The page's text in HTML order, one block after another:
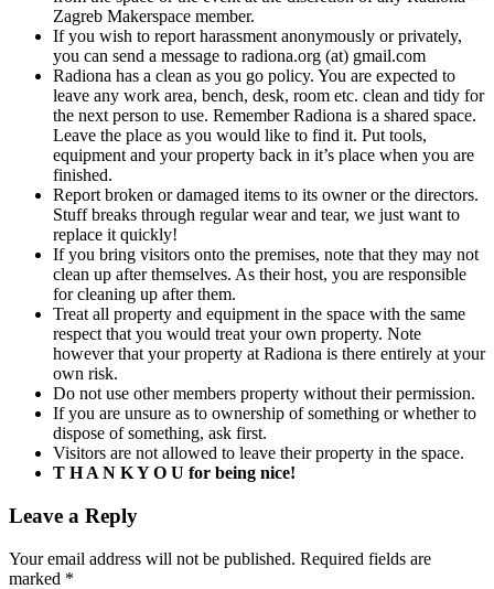
Zagreb Makerspace member.
If you wish to report harassment anonymously or privately,
you can send a message to radiona.org (at) gmail.com
Radiona has a clean as you go policy. You are expected to
leave any work area, bench, desk, room etc. clean and tidy for
the next person to use. Remember Radiona is a shared space.
Leave the place as you would like to find it. Put tools,
equipment and your property back in it’s place when you are
finished.
Report broken or damaged items to its owner or the directors.
Stuff breaks through regular wear and tear, we just want to
replace it quickly!
If you bring visitors onto the premises, note that they may not
clean up after themselves. As their host, you are responsible
for cleaning up after them.
Treat all property and equipment in the space with the same
respect that you would treat your own property. Note
however that your property at Radiona is there entirely at your
own risk.
Do not use other members property without their permission.
If you are unsure as to ownership of something or whether to
dispose of something, ask first.
Visitors are not allowed to leave their property in the space.
T H A N K Y O U for being nice!
Leave a Reply
Your email address will not be published. Required fields are
marked *